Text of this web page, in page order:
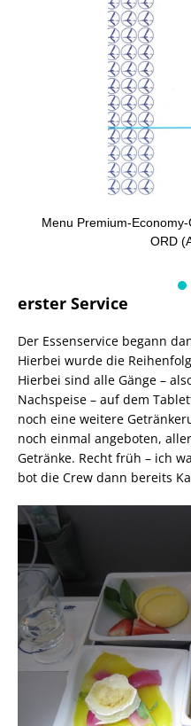
Menu Premium-
ORD
erster Service
Der Essenservice begann
Hierbei wurde die
Hierbei sind alle Gänge –
Nachspeise – auf dem
noch eine weitere
noch einmal angeboten,
Getränke. Recht früh – ich
bot die Crew dann bereits